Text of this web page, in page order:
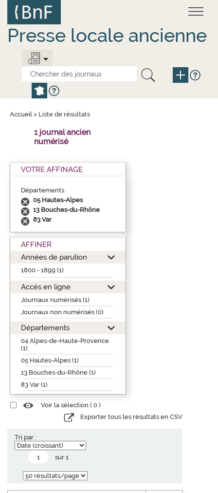
contenu
principal
Presse locale ancienne
Accueil > Liste de résultats
1 journal ancien
numérisé
VOTRE AFFINAGE
Départements
05 Hautes-Alpes
13 Bouches-du-Rhône
83 Var
AFFINER
Années de parution
1800 - 1899 (1)
Accès en ligne
Journaux numérisés (1)
Journaux non numérisés (0)
Départements
04 Alpes-de-Haute-Provence
(1)
05 Hautes-Alpes (1)
13 Bouches-du-Rhône (1)
83 Var (1)
Voir la sélection ( 0 )
Exporter tous les résultats en CSV
Tri par :
sur 1
Panneau de gestion des cookies